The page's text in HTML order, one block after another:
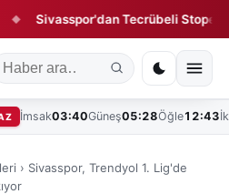
Sivasspor'dan Tecrübeli Stopere 1
İmsak03:40Güneş05:28Öğle12:43
› Sivasspor, Trendyol 1. Lig'de